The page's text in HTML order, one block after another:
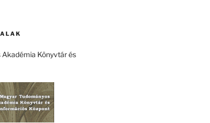
Könyvtár és